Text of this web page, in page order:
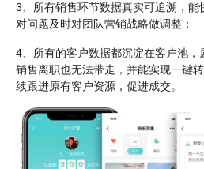
3 、所有销售环节数据真实可追溯，
对问题及时对团队营销战略做调整；
4 、所有的客户数据都沉淀在客户池
销售离职也无法带走，并能实现一键
续跟进原有客户资源，促进成交。